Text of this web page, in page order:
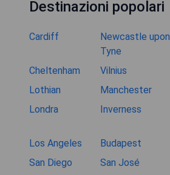
Destinazioni popolari
Cardiff
Newcastle upon
Tyne
Cheltenham Vilnius
Lothian
Manchester
Londra
Inverness
Los Angeles
Budapest
San Diego
San José